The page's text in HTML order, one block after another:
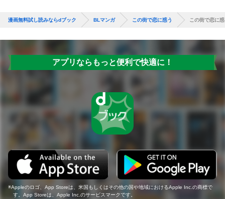
漫画無料試し読みならdブック BLマンガ この街で恋に惑う この街で恋に
アプリならもっと便利で快適に！
Appleのロゴ、App Storeは、米国もしくはその他の国や地域におけるApple Inc.の商標で
す。App Storeは、Apple Inc.のサービスマークです。